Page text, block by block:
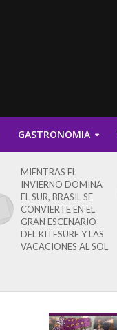
GASTRONOMIA
MIENTRAS EL
INVIERNO DOMINA
EL SUR, BRASIL SE
CONVIERTE EN EL
GRAN ESCENARIO
DEL KITESURF Y LAS
VACACIONES AL SOL